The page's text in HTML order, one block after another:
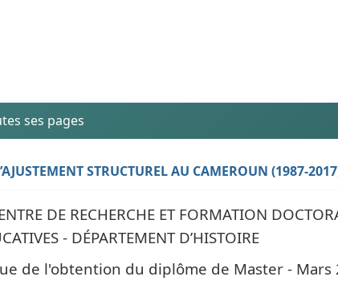
ses pages
STRUCTUREL AU CAMEROUN (1987-
DE RECHERCHE ET FORMATION
- DÉPARTEMENT D’HISTOIRE
de l'obtention du diplôme de Master - Mars